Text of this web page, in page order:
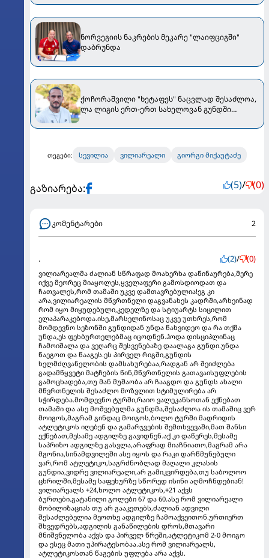
ნორვეგიის ნაკრების მეკარე "ლაიფციგში"
დაბრუნდა
ქოჩორაშვილი "ხეტაფეს" ნაცვლად შესაძლოა,
ლა ლიგის ერთ-ერთ სახელოვან გუნდში
თეგები: სევილია ვილიარეალი გიორგი მიქაუტაძე
გაზიარება: (5)/ (0)
კომენტარები 2
. (2)/ (0)
ვილიარეალმა ძალიან სწრაფად მოახერხა დაწინაურება,მერე
იქვე მეორეც მიაყოლეს,ყველაფერი გამოსდიოდათ და
ჩათვალეს,რომ თამაში უკვე დამთავრებულია!ეგ კი
არა,ვილიარეალის მწვრთნელი დაგვანახეს კადრში,არხეინად
რომ იყო მიყუდებული,კედელზე და სტიუარტს სიცილით
ელაპარაკებოდა.ისე,მარსელინოსაც უკვე უთხრეს,რომ
მომდევნო სეზონში გუნდიდან უნდა წახვიდეო და რა თქმა
უნდა,ეს ფეხბურთელებმაც იცოდნენ.ჰოდა დისციპლინაც
ჩამოიშალა და ვეღარც შესვენებაზე დაალაგა გუნდი.უნდა
წაეგოთ და წააგეს.ეს პირველ რიგში,გუნდის
ხელმძღვანელობის დამსახურებაა,რადგან არ შეიძლება
გადამწყვეტი მატჩების წინ,მწვრთნელის გათავაისუფლების
გამოცხადება,თუ მან მუშაობა არ ჩააგდო და გუნდს ახალი
მწვრთნელის შესაძლო მოზვლით სტიმულირება არ
სჭირდება.მომდევნო ტურში,რაიო ვალეკანსოთან ექნებათ
თამაში და ასე მოშვებულმა გუნდმა,შესაძლოა ის თამაშიც ვერ
მოიგოს,მაგრამ გინდაც მოიგოს,ბოლო ტურში მადრიდის
ატლეტიკოს იღებენ და გამარჯვების შემთხვევაში,მათ შანსი
ექნებათ,მესამე ადგილზე გავიდნენ.აქ კი დაწერეს,მესამე
საპრიზო ადგილზე გასვლა,არაფრად მიაჩნიათო,მაგრამ არა
მგონია,სინამდვილეში ასე იყოს და რაკი დარწმუნებული
ვარ,რომ ატლეტიკო,საგრძნობლად მაღალი კლასის
გუნდია,ვიდრე ვილიარეალი,არ გამიკვირდება,თუ საბოლოო
ცხრილში,მესამე საფეხურზე სწორედ ისინი აღმოჩნდებიან!
ვილიარეალს +24,ხოლო ატლეტიკოს,+21 აქვს
ბურთები.გატანილი გოლები 67 და 60.ასე რომ ვილიარეალი
მობილიზაციას თუ არ გააკეთებს,ძალიან ადვილი
შესაძლებელია მეოთხე ადგილზე ჩამოაქვეითონ.ურთიერთ
შხვედრებს,ადგილის განაწილების დროს,მთავარი
მნიშვნელობა აქვს და პირველ წრეში,ატლეტიკომ 2-0 მოიგო
და ესეც მათი უპირატესობაა.ასე რომ ვილიარეალს,
ატლეტიკოსთან წაგების უფლება არა აქვს.